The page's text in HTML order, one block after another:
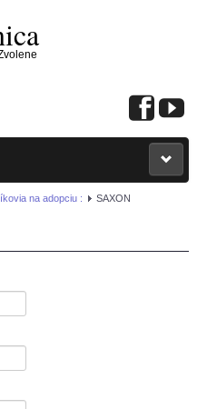
:
:
:
na adopciu : SAXON